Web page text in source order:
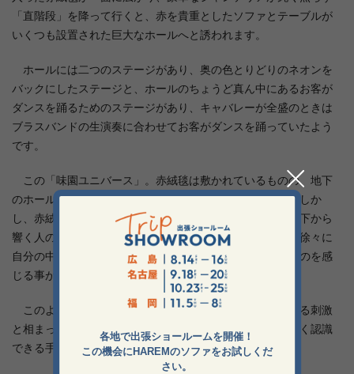
各地で出張ショールームを開催！
この機会にHAREMのソファをお試しくだ
さい。
「直階段」を降って行くと、赤を貴重としたソファとテーブルが
いくつも設置された巨大なホールへと誘われます。
ホールには二つのステージがあり、奥の色とりどりのネオンを
バックにしたステージと、ホールのちょうど真ん中にあるお客が
ダンスを踊るためのステージがあり、キャバレーが全盛のときは
ブラスバンドの生演奏に合わせてお客がダンスを踊っていたよう
です。
この「味園ユニバース」。赤絨毯は敷かれているものの、地下
のホールと比べると一階部分はとても地味ではあります。しか
し、赤絨毯が続く階段を一歩一歩踏みしめていく間に、階下から
響く人のざわめき、楽器の音、そして辺りの光量が下がり徐々に
自分の中の世界が「日常」から「非日常」へと切り替わるのを感
じる事ができます。
このような娯楽施設の階段は音や光といった感覚に訴える刺激
と相まって、階段が「異世界への連絡通路」である事を強く認識
できる手助けをしてくれます。